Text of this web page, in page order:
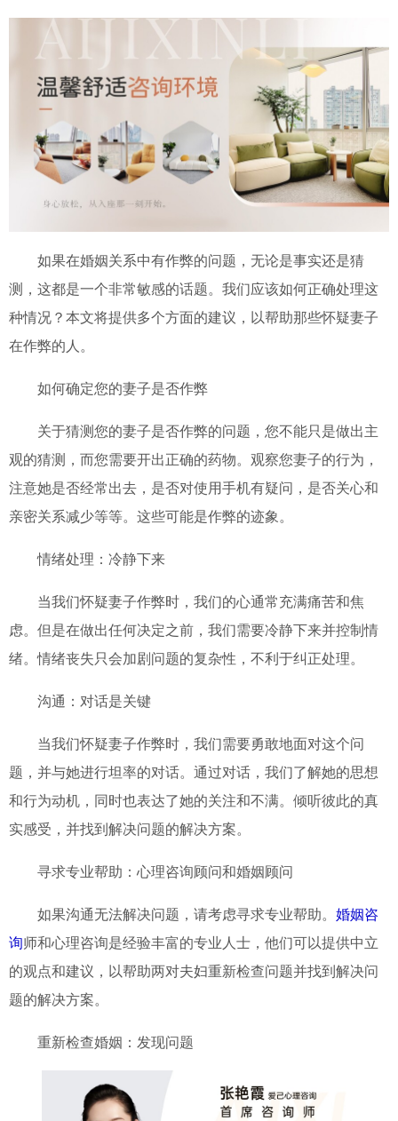
如果在婚姻关系中有作弊的问题，无论是事实还是猜
测，这都是一个非常敏感的话题。我们应该如何正确处理这
种情况？本文将提供多个方面的建议，以帮助那些怀疑妻子
在作弊的人。
如何确定您的妻子是否作弊
关于猜测您的妻子是否作弊的问题，您不能只是做出主
观的猜测，而您需要开出正确的药物。观察您妻子的行为，
注意她是否经常出去，是否对使用手机有疑问，是否关心和
亲密关系减少等等。这些可能是作弊的迹象。
情绪处理：冷静下来
当我们怀疑妻子作弊时，我们的心通常充满痛苦和焦
虑。但是在做出任何决定之前，我们需要冷静下来并控制情
绪。情绪丧失只会加剧问题的复杂性，不利于纠正处理。
沟通：对话是关键
当我们怀疑妻子作弊时，我们需要勇敢地面对这个问
题，并与她进行坦率的对话。通过对话，我们了解她的思想
和行为动机，同时也表达了她的关注和不满。倾听彼此的真
实感受，并找到解决问题的解决方案。
寻求专业帮助：心理咨询顾问和婚姻顾问
如果沟通无法解决问题，请考虑寻求专业帮助。 婚姻咨
询师和心理咨询是经验丰富的专业人士，他们可以提供中立
的观点和建议，以帮助两对夫妇重新检查问题并找到解决问
题的解决方案。
重新检查婚姻：发现问题